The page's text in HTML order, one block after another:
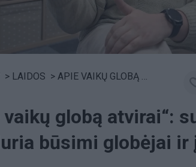
> LAIDOS > APIE VAIKŲ GLOBĄ ATVIRAI
vaikų globą atvirai“:
būsimi globėjai ir